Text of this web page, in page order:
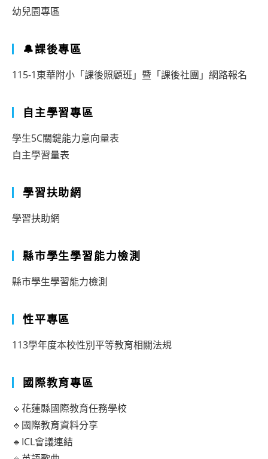
幼兒園專區
🔔課後專區
115-1東華附小「課後照顧班」暨「課後社團」網路報名
自主學習專區
學生5C關鍵能力意向量表
自主學習量表
學習扶助網
學習扶助網
縣市學生學習能力檢測
縣市學生學習能力檢測
性平專區
113學年度本校性別平等教育相關法規
國際教育專區
🔹花蓮縣國際教育任務學校
🔹國際教育資料分享
🔹ICL會議連結